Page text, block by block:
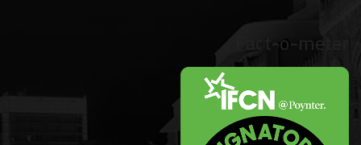
Fact-o-meter